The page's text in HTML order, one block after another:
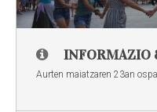
INFORMAZIO
Aurten maiatzaren 23an